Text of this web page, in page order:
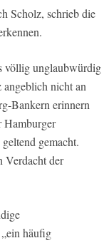
Scholz, schrieb die
völlig unglaubwürdig
angeblich nicht an
Bankern erinnern
Hamburger
gemacht.
Verdacht der
häufig